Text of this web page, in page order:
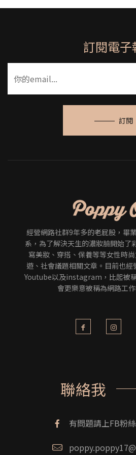
訂閱電子
訂閱
經營網路社群9年多的老屁股，畢
系，為了解決天生的濃妝臉開始了
寫美妝、穿搭、保養等等女性時
遊、社會議題相關文章。目前也經
Youtube以及instagram，比起被
會更樂意被稱為網路工作
聯絡我
有問題請上FB粉